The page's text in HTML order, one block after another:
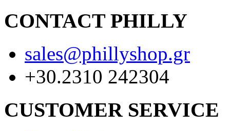
CONTACT PHILLY
sales@phillyshop.gr
+30.2310 242304
CUSTOMER SERVICE